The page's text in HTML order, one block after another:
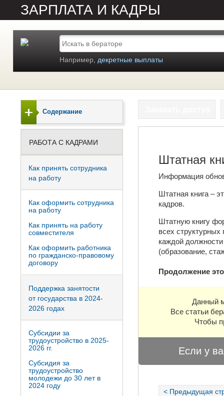
ЗАРПЛАТА И КАДРЫ
Например, декретные выплаты
Штатная
Информация
Штатная книга –
кадров.
Штатную книгу
всех
каждой
(образование,
Продолжение
Данный
Все статьи
Чтобы
Если у
< Предыдущая
Содержание
РАБОТА С КАДРАМИ
Как принять сотрудника
на работу
Как оформить сотрудника
на работу
Как принять на работу
совместителя
Как оформить работника
по гражданско-правовому
договору
Поддержка занятости
от государства в 2024-
2026 годах
Субсидии за
трудоустройство в 2025-
2026 гг.
Субсидия за
трудоустройство
молодежи до 30 лет в
2024 году